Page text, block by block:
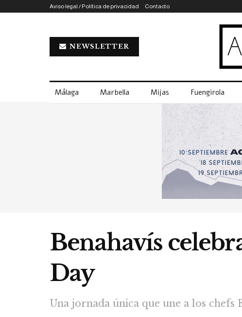
Aviso legal / Política de privacidad Contacto
NEWSLETTER
Málaga Marbella Mijas Fuengirola
Benahavís
Day
Una jornada única que une a los